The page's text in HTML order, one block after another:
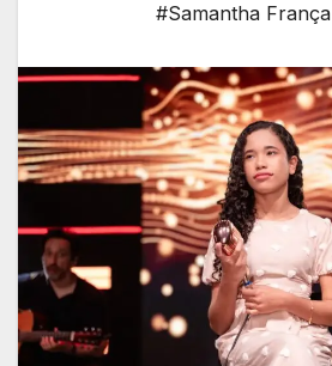
#Samantha França